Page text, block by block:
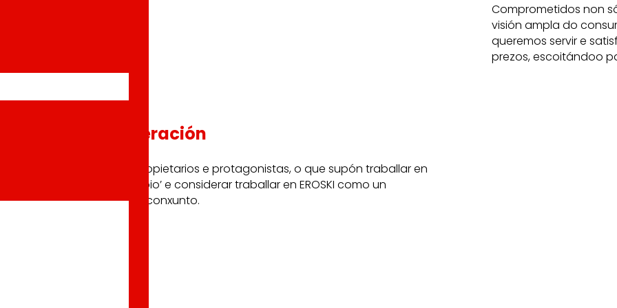
Cooperación
Somos propietarios e protagonistas, o que supón traballar en
‘algo propio’ e considerar traballar en EROSKI como un
proxecto conxunto.
Comprometidos non
visión ampla do
queremos servir e
prezos, escoitándoo